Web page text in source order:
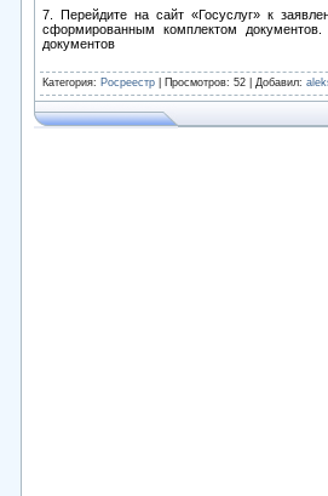
7. Перейдите на сайт «Госуслуг» к
сформированным комплектом
документов
Категория: Росреестр Просмотров: 52 | Добавил: